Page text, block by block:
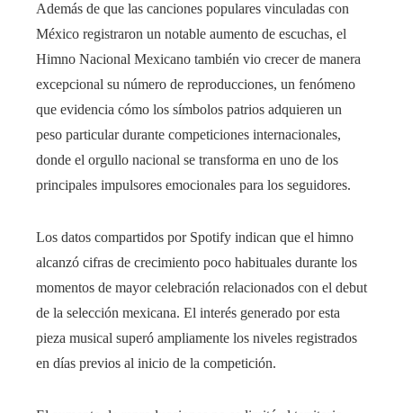
Además de que las canciones populares vinculadas con
México registraron un notable aumento de escuchas, el
Himno Nacional Mexicano también vio crecer de manera
excepcional su número de reproducciones, un fenómeno
que evidencia cómo los símbolos patrios adquieren un
peso particular durante competiciones internacionales,
donde el orgullo nacional se transforma en uno de los
principales impulsores emocionales para los seguidores.
Los datos compartidos por Spotify indican que el himno
alcanzó cifras de crecimiento poco habituales durante los
momentos de mayor celebración relacionados con el debut
de la selección mexicana. El interés generado por esta
pieza musical superó ampliamente los niveles registrados
en días previos al inicio de la competición.